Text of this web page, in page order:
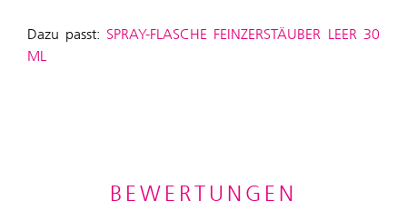
Dazu passt: SPRAY-FLASCHE FEINZERSTÄUBER LEER 30
ML
BEWERTUNGEN